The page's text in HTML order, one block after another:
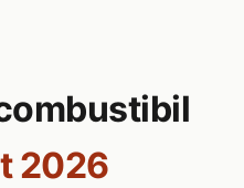
2026